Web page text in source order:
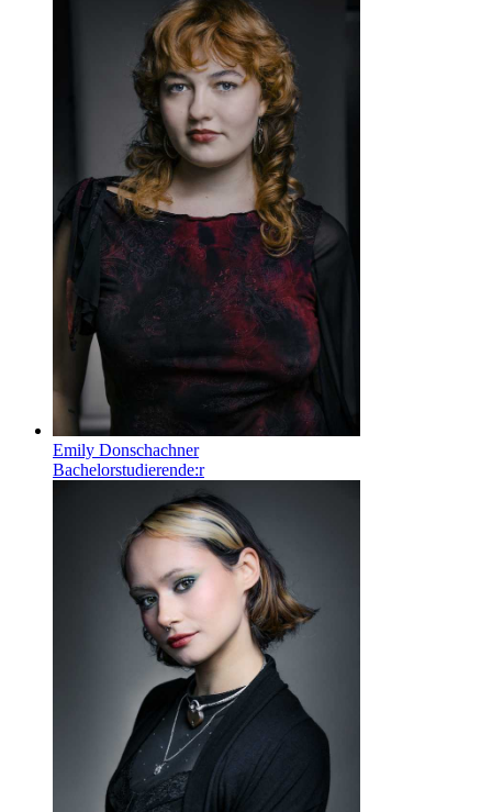
Emily Donschachner
Bachelorstudierende:r